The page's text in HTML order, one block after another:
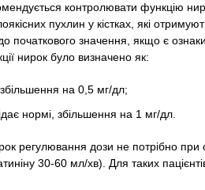
контролювати функцію
пухлин у кістках, які
значення, якщо є
нирок було визначено як:
на 0,5 мг/дл;
нормі, збільшення на 1 мг/дл.
дози не потрібно при
30-60 мл/хв). Для таких